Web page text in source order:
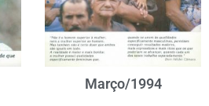
Março/1994